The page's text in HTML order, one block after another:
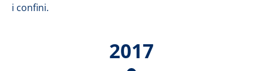
i confini.
2017